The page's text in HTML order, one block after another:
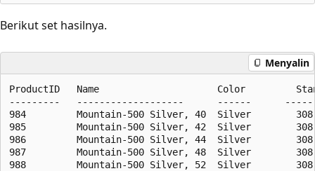
Berikut set hasilnya.
Menyalin
ProductID   Name                     Color
---------   -------------------      ------
984         Mountain-500 Silver, 40  Silver
985         Mountain-500 Silver, 42  Silver
986         Mountain-500 Silver, 44  Silver
987         Mountain-500 Silver, 48  Silver
988         Mountain-500 Silver, 52  Silver